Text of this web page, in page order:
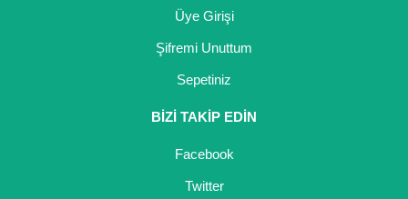
Üye Girişi
Şifremi Unuttum
Sepetiniz
BİZİ TAKİP EDİN
Facebook
Twitter